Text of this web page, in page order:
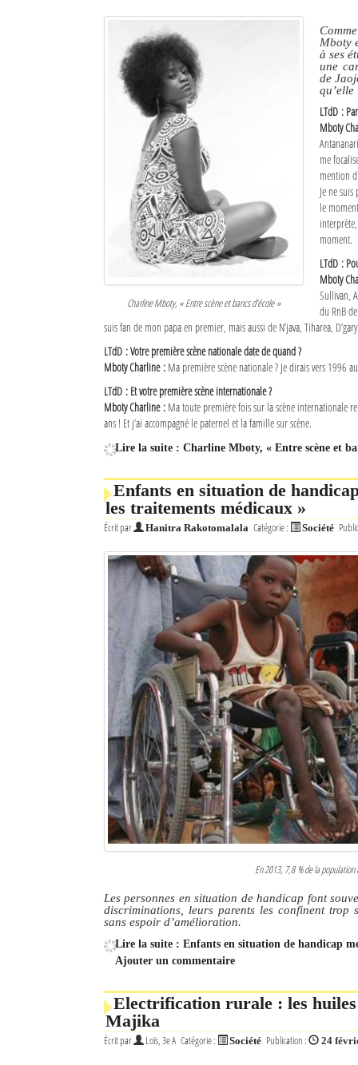
Charline Mboty, « Entre scène et bancs d’école »
Mboty
à ses
une
de
qu’elle
LTdD :
Mboty
me
mention
Je ne
le
moment.
LTdD :
Mboty
Sullivan,
du RnB
suis fan de mon papa en premier, mais aussi de N’java, Tiharea,
LTdD : Votre première scène nationale date de quand ?
Mboty Charline : Ma première scène nationale ? Je dirais vers 1996
LTdD : Et votre première scène internationale ?
Mboty Charline : Ma toute première fois sur la scène internationale
ans ! Et j’ai accompagné le paternel et la famille sur scène.
Lire la suite : Charline Mboty, « Entre scène et
Enfants en situation de
les traitements médicaux »
Écrit par Hanitra Rakotomalala Catégorie : Société
En 2013, 7,8 % de la
Les personnes en situation de handicap font
discriminations, leurs parents les confinent trop
sans espoir d’amélioration.
Lire la suite : Enfants en situation de handicap
Ajouter un commentaire
Electrification rurale : les
Majika
Écrit par Loïs, 3e A Catégorie : Société Publication : 24